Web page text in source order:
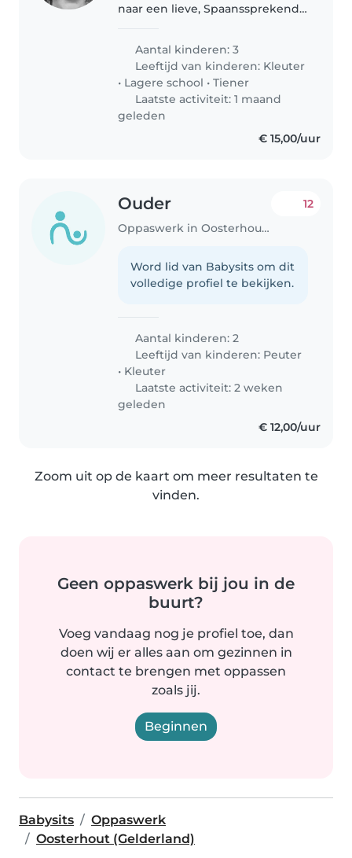
naar een lieve, Spaanssprekende
speelkameraadje(s) voor mijn
twee kinderen, Sander (7) en
Livia (5). Lijkt het je leuk om met..
Aantal kinderen: 3
Leeftijd van kinderen: Kleuter
• Lagere school •Tiener
Laatste activiteit: 1 maand
geleden
€ 15,00/uur
Ouder
Oppaswerk in Oosterhout (Gelderland)
12
Word lid van Babysits om dit
volledige profiel te bekijken.
Aantal kinderen: 2
Leeftijd van kinderen: Peuter
• Kleuter
Laatste activiteit: 2 weken
geleden
€ 12,00/uur
Zoom uit op de kaart om meer resultaten te
vinden.
Geen oppaswerk bij jou in de
buurt?
Voeg vandaag nog je profiel toe, dan
doen wij er alles aan om gezinnen in
contact te brengen met oppassen
zoals jij.
Beginnen
Babysits
Oppaswerk
Oosterhout (Gelderland)